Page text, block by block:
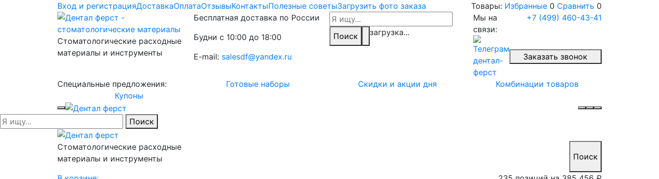
Вход и регистрацияДоставкаОплатаОтзывыКонтактыПолезные советыЗагрузить фото заказа Товары: Избранные 0 Сравнить 0
Стоматологические расходные
материалы и инструменты
Бесплатная доставка по России
Будни с 10:00 до 18:00
E-mail: salesdf@yandex.ru
Поиск загрузка...
Мы на
связи:
+7 (499) 460-43-41
Заказать звонок
Специальные предложения: Готовые наборы Скидки и акции дня
Комбинации товаров
Купоны
Поиск
Стоматологические расходные
материалы и инструменты
Поиск